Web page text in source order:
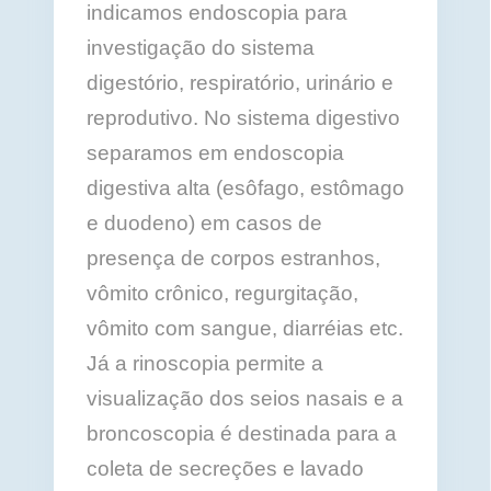
indicamos endoscopia para
investigação do sistema
digestório, respiratório, urinário e
reprodutivo. No sistema digestivo
separamos em endoscopia
digestiva alta (esôfago, estômago
e duodeno) em casos de
presença de corpos estranhos,
vômito crônico, regurgitação,
vômito com sangue, diarréias etc.
Já a rinoscopia permite a
visualização dos seios nasais e a
broncoscopia é destinada para a
coleta de secreções e lavado